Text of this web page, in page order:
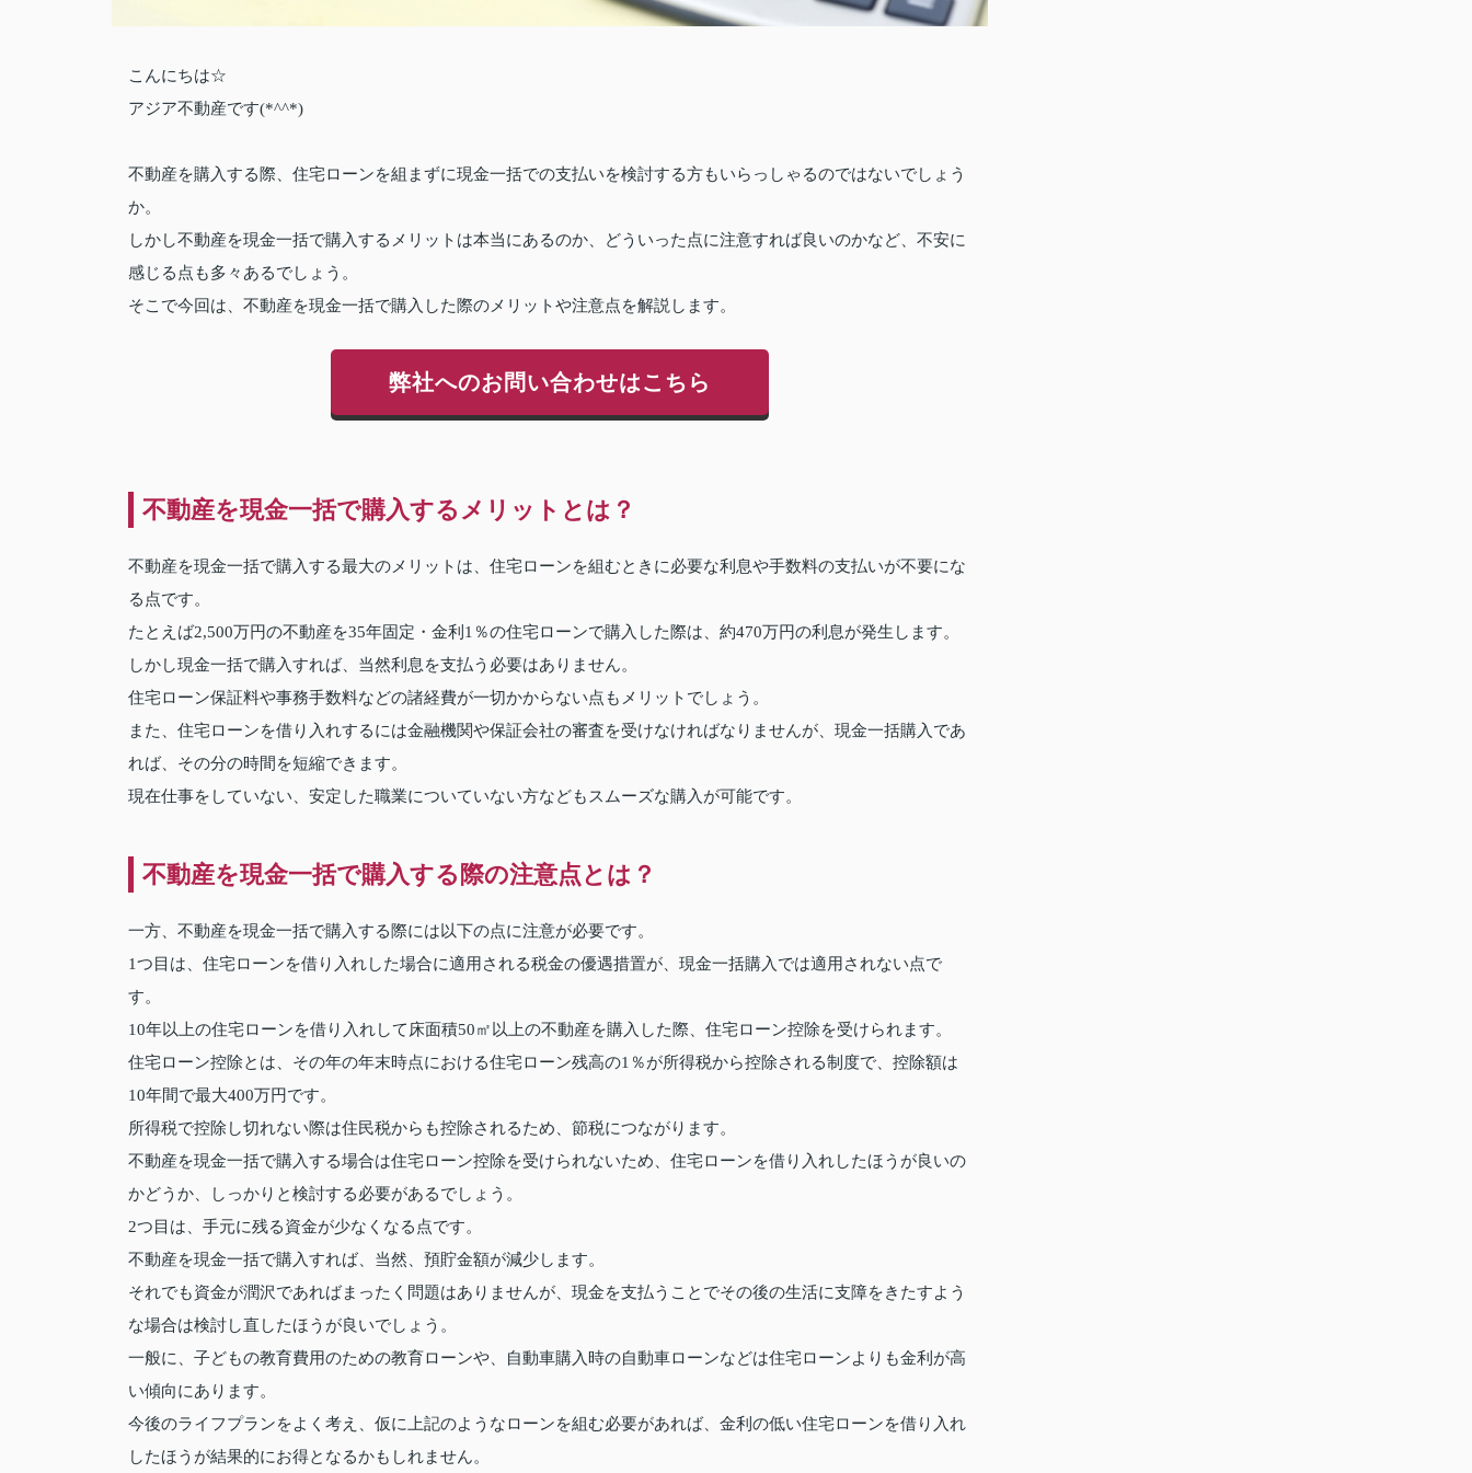
こんにちは☆
アジア不動産です(*^^*)
不動産を購入する際、住宅ローンを組まずに現金一括での支払いを検討する方もいらっしゃるのではないでしょう
か。
しかし不動産を現金一括で購入するメリットは本当にあるのか、どういった点に注意すれば良いのかなど、不安に
感じる点も多々あるでしょう。
そこで今回は、不動産を現金一括で購入した際のメリットや注意点を解説します。
弊社へのお問い合わせはこちら
不動産を現金一括で購入するメリットとは？
不動産を現金一括で購入する最大のメリットは、住宅ローンを組むときに必要な利息や手数料の支払いが不要にな
る点です。
たとえば2,500万円の不動産を35年固定・金利1％の住宅ローンで購入した際は、約470万円の利息が発生します。
しかし現金一括で購入すれば、当然利息を支払う必要はありません。
住宅ローン保証料や事務手数料などの諸経費が一切かからない点もメリットでしょう。
また、住宅ローンを借り入れするには金融機関や保証会社の審査を受けなければなりませんが、現金一括購入であ
れば、その分の時間を短縮できます。
現在仕事をしていない、安定した職業についていない方などもスムーズな購入が可能です。
不動産を現金一括で購入する際の注意点とは？
一方、不動産を現金一括で購入する際には以下の点に注意が必要です。
1つ目は、住宅ローンを借り入れした場合に適用される税金の優遇措置が、現金一括購入では適用されない点で
す。
10年以上の住宅ローンを借り入れして床面積50㎡以上の不動産を購入した際、住宅ローン控除を受けられます。
住宅ローン控除とは、その年の年末時点における住宅ローン残高の1％が所得税から控除される制度で、控除額は
10年間で最大400万円です。
所得税で控除し切れない際は住民税からも控除されるため、節税につながります。
不動産を現金一括で購入する場合は住宅ローン控除を受けられないため、住宅ローンを借り入れしたほうが良いの
かどうか、しっかりと検討する必要があるでしょう。
2つ目は、手元に残る資金が少なくなる点です。
不動産を現金一括で購入すれば、当然、預貯金額が減少します。
それでも資金が潤沢であればまったく問題はありませんが、現金を支払うことでその後の生活に支障をきたすよう
な場合は検討し直したほうが良いでしょう。
一般に、子どもの教育費用のための教育ローンや、自動車購入時の自動車ローンなどは住宅ローンよりも金利が高
い傾向にあります。
今後のライフプランをよく考え、仮に上記のようなローンを組む必要があれば、金利の低い住宅ローンを借り入れ
したほうが結果的にお得となるかもしれません。